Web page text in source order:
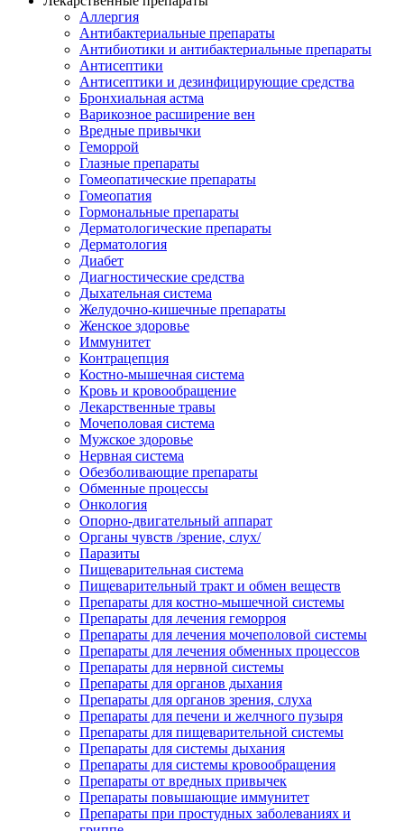
Аллергия
Антибактериальные препараты
Антибиотики и антибактериальные препараты
Антисептики
Антисептики и дезинфицирующие средства
Бронхиальная астма
Варикозное расширение вен
Вредные привычки
Геморрой
Глазные препараты
Гомеопатические препараты
Гомеопатия
Гормональные препараты
Дерматологические препараты
Дерматология
Диабет
Диагностические средства
Дыхательная система
Желудочно-кишечные препараты
Женское здоровье
Иммунитет
Контрацепция
Костно-мышечная система
Кровь и кровообращение
Лекарственные травы
Мочеполовая система
Мужское здоровье
Нервная система
Обезболивающие препараты
Обменные процессы
Онкология
Опорно-двигательный аппарат
Органы чувств /зрение, слух/
Паразиты
Пищеварительная система
Пищеварительный тракт и обмен веществ
Препараты для костно-мышечной системы
Препараты для лечения геморроя
Препараты для лечения мочеполовой системы
Препараты для лечения обменных процессов
Препараты для нервной системы
Препараты для органов дыхания
Препараты для органов зрения, слуха
Препараты для печени и желчного пузыря
Препараты для пищеварительной системы
Препараты для системы дыхания
Препараты для системы кровообращения
Препараты от вредных привычек
Препараты повышающие иммунитет
Препараты при простудных заболеваниях и